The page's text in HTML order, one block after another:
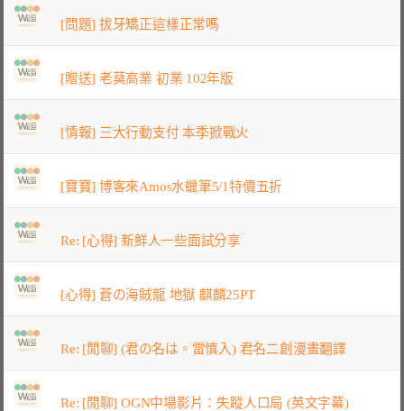
[問題] 拔牙矯正這樣正常嗎
[贈送] 老莫高業 初業 102年版
[情報] 三大行動支付 本季掀戰火
[寶寶] 博客來Amos水蠟筆5/1特價五折
Re: [心得] 新鮮人一些面試分享
[心得] 蒼の海賊龍 地獄 麒麟25PT
Re: [閒聊] (君の名は。雷慎入) 君名二創漫畫翻譯
Re: [閒聊] OGN中場影片：失蹤人口局 (英文字幕)